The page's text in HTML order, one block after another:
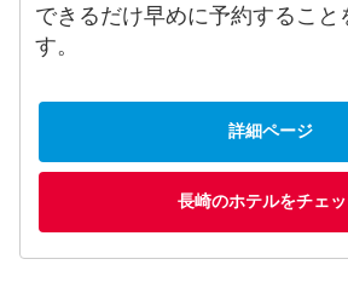
できるだけ早めに予約すること
す。
詳細ページ
長崎のホテルをチェッ